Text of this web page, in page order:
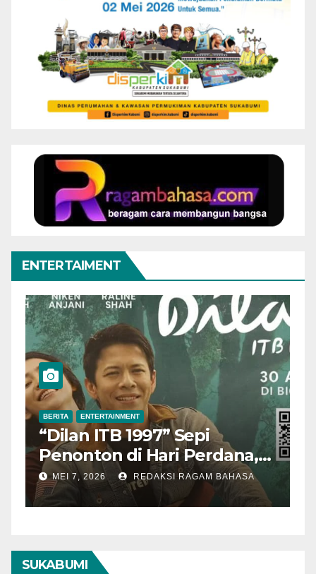
ENTERTAIMENT
BERITA ENTERTAINMENT
“Dilan ITB 1997” Sepi
Penonton di Hari Perdana,
Pengamat Nilai Cerita
Kurang Kuat
MEI 7, 2026 REDAKSI RAGAM BAHASA
SUKABUMI